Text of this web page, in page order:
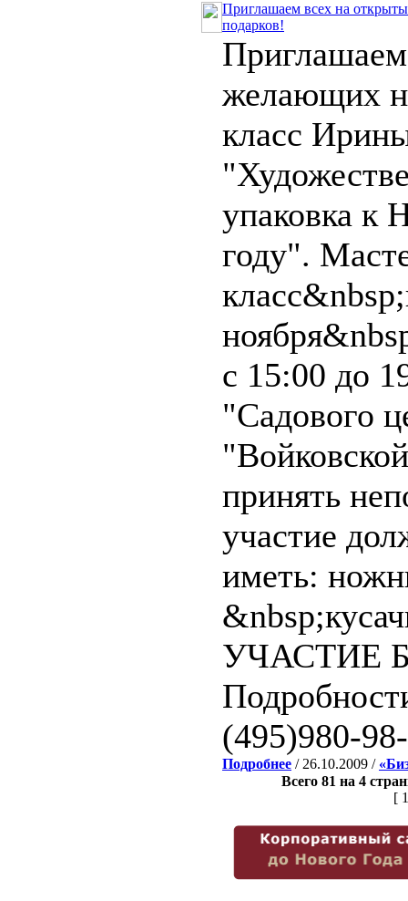
Приглашаем всех на
подарков!
желающих
класс
упаковка к
году".
с 15:00 до
"Садового
принять
участие
иметь:
УЧАСТИЕ
(495)980-
Подробнее / 26.10.2009 /
Всего 81 на 4
[